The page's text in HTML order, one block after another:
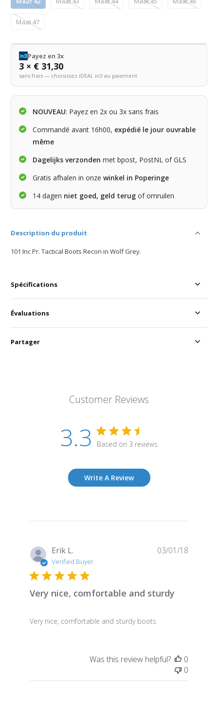
Maat 47
Payez en 3x
3 × € 31,30
sans frais — choisissez iDEAL in3 au paiement
NOUVEAU: Payez en 2x ou 3x sans frais
Commandé avant 16h00, expédié le jour ouvrable
même
Dagelijks verzonden met bpost, PostNL of GLS
Gratis afhalen in onzewinkel in Poperinge
14 dagen niet goed, geld terug of omruilen
Description du produit
101 Inc Pr. Tactical Boots Recon in Wolf Grey.
Spécifications
Customer Reviews
3.3 Based on 3 reviews
Write A Review
Erik L.
Verified Buyer
Very nice, comfortable and sturdy
Very nice, comfortable and sturdy boots
03/01/18
Was this review helpful?
0
0
Évaluations
Partager